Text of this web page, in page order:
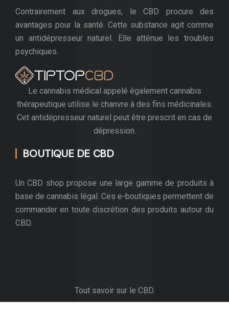
Contrairement aux drogues, le CBD procure des
avantages pour la santé. Cette substance agit comme
un antidépresseur naturel. Elle atténue les troubles
psychiques.
Le cannabis médical appelé également cannabis
thérapeutique utilise le chanvre à des fins médicinales.
Cet antidépresseur naturel peut être prescrit en cas de
dépression.
BOUTIQUE DE CBD
Un CBD shop propose une large gamme de produits à
base de cannabis légal. Ces e-boutiques permettent de
commander en toute discrétion des produits autour du
CBD.
Tout savoir sur le CBD.